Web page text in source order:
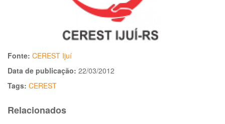
Fonte: CEREST Ijuí
Data de publicação: 22/03/2012
Tags: CEREST
Relacionados